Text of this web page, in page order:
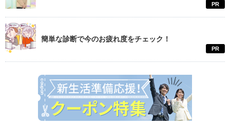
PR
簡単な診断で今のお疲れ度をチェック！
PR